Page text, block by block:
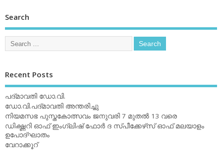
Search
Recent Posts
പദ്മാവതി ഡോ.വി.
ഡോ.വി.പദ്മാവതി അന്തരിച്ചു
നിയമസഭ പുസ്തകോത്സവം ജനുവരി 7 മുതല്‍ 13 വരെ
ഡിക്ഷ്ണറി ഓഫ് ഇംഗ്ലിഷ് ഫോര്‍ ദ സ്പീക്കേഴ്‌സ് ഓഫ് മലയാളം
ഉപോദ്ഘാതം
വേറാക്കൂറ്